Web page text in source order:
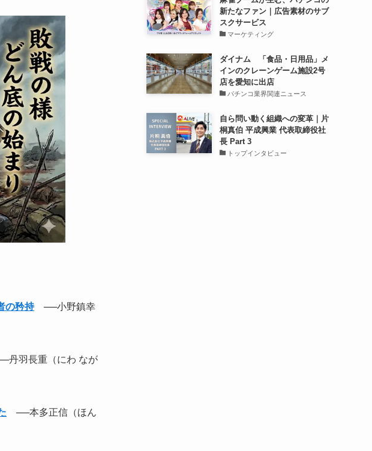
の矜持──小野鎮幸
羽長重（にわ なが
──本多正信（ほん
新たなファン｜広告素材のサブ
スクサービス
マーケティング
ダイナム 「食品・日用品」メ
インのクレーンゲーム施設2号
店を愛知に出店
パチンコ業界関連ニュース
自ら問い動く組織への変革｜片
桐真伯 平成興業 代表取締役社
長 Part 3
トップインタビュー